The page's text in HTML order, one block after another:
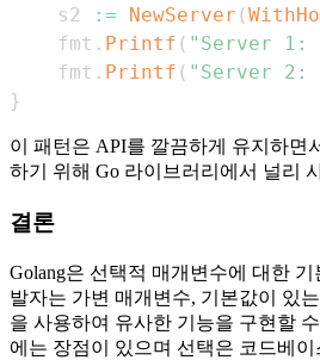
    s2
:= NewServer (
    fmt
. Printf ( "Server 1:
    fmt
. Printf ( "Server 2:
}
이 패턴은 API를 깔끔하게 유지하면
하기 위해 Go 라이브러리에서 널리
결론
Golang은 선택적 매개변수에 대한
발자는 가변 매개변수, 기본값이 있
을 사용하여 유사한 기능을 구현할
에는 장점이 있으며 선택은 코드베이